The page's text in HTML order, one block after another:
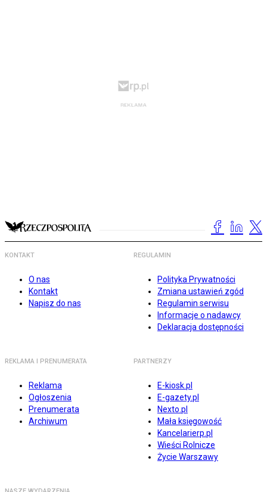
KONTAKT
O nas
Kontakt
Napisz do nas
REGULAMIN
Polityka Prywatności
Zmiana ustawień zgód
Regulamin serwisu
Informacje o nadawcy
Deklaracja dostępności
REKLAMA I PRENUMERATA
Reklama
Ogłoszenia
Prenumerata
Archiwum
PARTNERZY
E-kiosk.pl
E-gazety.pl
Nexto.pl
Mała księgowość
Kancelarierp.pl
Wieści Rolnicze
Życie Warszawy